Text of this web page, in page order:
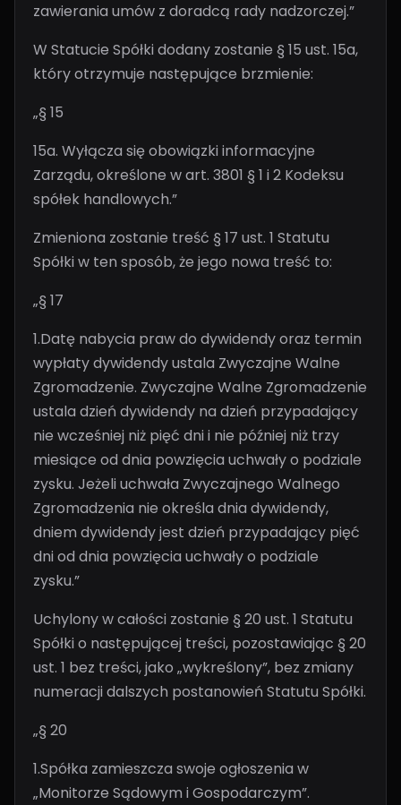
zawierania umów z doradcą rady nadzorczej.”
W Statucie Spółki dodany zostanie § 15 ust. 15a,
który otrzymuje następujące brzmienie:
„§ 15
15a. Wyłącza się obowiązki informacyjne
Zarządu, określone w art. 3801 § 1 i 2 Kodeksu
spółek handlowych.”
Zmieniona zostanie treść § 17 ust. 1 Statutu
Spółki w ten sposób, że jego nowa treść to:
„§ 17
1.Datę nabycia praw do dywidendy oraz termin
wypłaty dywidendy ustala Zwyczajne Walne
Zgromadzenie. Zwyczajne Walne Zgromadzenie
ustala dzień dywidendy na dzień przypadający
nie wcześniej niż pięć dni i nie później niż trzy
miesiące od dnia powzięcia uchwały o podziale
zysku. Jeżeli uchwała Zwyczajnego Walnego
Zgromadzenia nie określa dnia dywidendy,
dniem dywidendy jest dzień przypadający pięć
dni od dnia powzięcia uchwały o podziale
zysku.”
Uchylony w całości zostanie § 20 ust. 1 Statutu
Spółki o następującej treści, pozostawiając § 20
ust. 1 bez treści, jako „wykreślony”, bez zmiany
numeracji dalszych postanowień Statutu Spółki.
„§ 20
1.Spółka zamieszcza swoje ogłoszenia w
„Monitorze Sądowym i Gospodarczym”.